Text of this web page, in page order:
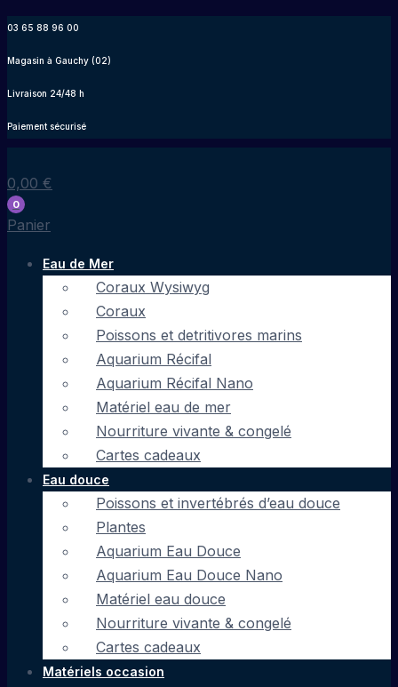
contenu
03 65 88 96 00
Magasin à Gauchy (02)
Livraison 24/48 h
Paiement sécurisé
0,00 €
0
Panier
Eau de Mer
Coraux Wysiwyg
Coraux
Poissons et detritivores marins
Aquarium Récifal
Aquarium Récifal Nano
Matériel eau de mer
Nourriture vivante & congelé
Cartes cadeaux
Eau douce
Poissons et invertébrés d’eau douce
Plantes
Aquarium Eau Douce
Aquarium Eau Douce Nano
Matériel eau douce
Nourriture vivante & congelé
Cartes cadeaux
Matériels occasion